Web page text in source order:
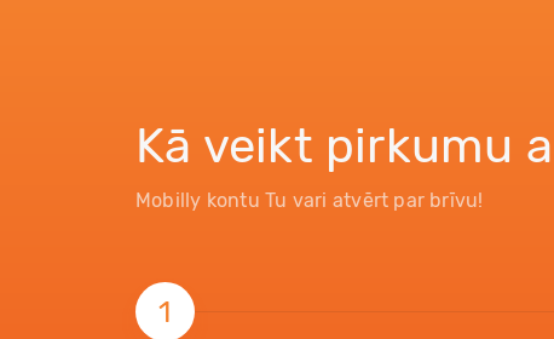
Kā veikt pirkumu
Mobilly kontu Tu vari atvērt par brīvu!
1